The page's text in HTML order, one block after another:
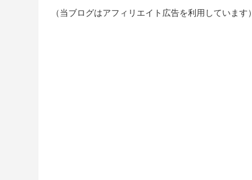
（当ブログはアフィリエイト広告を利用しています）